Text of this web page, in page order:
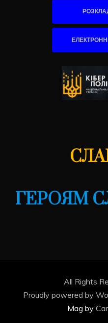
ГЕРОЯМ
All Rights
Proudly powered by
Mag by